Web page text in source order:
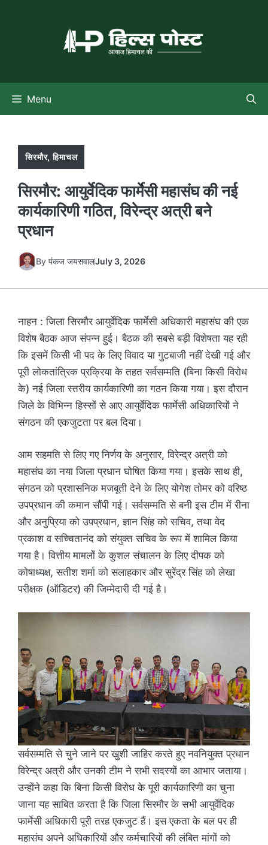
Menu
सिरमौर,हिमाचल
सिरमौर: आयुर्वेदिक फार्मेसी महासंघ की नई
कार्यकारिणी गठित, विरेन्द्र अत्री बने
प्रधान
By पंकज जयसवालJuly 3, 2026
नाहन : जिला सिरमौर आयुर्वेदिक फार्मेसी अधिकारी महासंघ की एक
विशेष बैठक आज संपन्न हुई। बैठक की सबसे बड़ी विशेषता यह रही
कि इसमें किसी भी पद के लिए विवाद या गुटबाजी नहीं देखी गई और
पूरी लोकतांत्रिक प्रक्रिया के तहत सर्वसम्मति (बिना किसी विरोध
के) नई जिला स्तरीय कार्यकारिणी का गठन किया गया। इस दौरान
जिले के विभिन्न हिस्सों से आए आयुर्वेदिक फार्मेसी अधिकारियों ने
संगठन की एकजुटता पर बल दिया।
आम सहमति से लिए गए निर्णय के अनुसार, विरेन्द्र अत्री को
महासंघ का नया जिला प्रधान घोषित किया गया। इसके साथ ही,
संगठन को प्रशासनिक मजबूती देने के लिए योगेश तोमर को वरिष्ठ
उपप्रधान की कमान सौंपी गई। सर्वसम्मति से बनी इस टीम में रीना
और अनुप्रिया को उपप्रधान, ज्ञान सिंह को सचिव, तथा वेद
प्रकाश व सच्चितानंद को संयुक्त सचिव के रूप में शामिल किया
गया है। वित्तीय मामलों के कुशल संचालन के लिए दीपक को
कोषाध्यक्ष, सतीश शर्मा को सलाहकार और सुरेंद्र सिंह को लेखा
परीक्षक (ऑडिटर) की जिम्मेदारी दी गई है।
सर्वसम्मति से चुने जाने पर खुशी जाहिर करते हुए नवनियुक्त प्रधान
विरेन्द्र अत्री और उनकी टीम ने सभी सदस्यों का आभार जताया।
उन्होंने कहा कि बिना किसी विरोध के पूरी कार्यकारिणी का चुना
जाना यह साबित करता है कि जिला सिरमौर के सभी आयुर्वेदिक
फार्मेसी अधिकारी पूरी तरह एकजुट हैं। इस एकता के बल पर ही
महासंघ अपने अधिकारियों और कर्मचारियों की लंबित मांगों को